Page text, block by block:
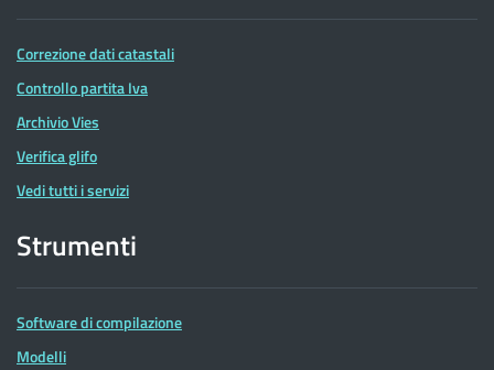
Correzione dati catastali
Controllo partita Iva
Archivio Vies
Verifica glifo
Vedi tutti i servizi
Strumenti
Software di compilazione
Modelli